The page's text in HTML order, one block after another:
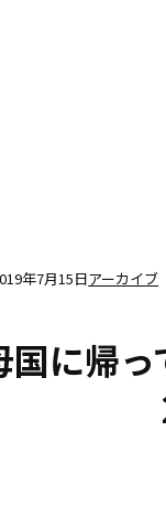
年7月15日アーカイブ
国に帰